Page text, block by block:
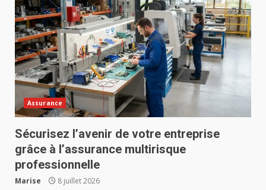
Assurance
Sécurisez l’avenir de votre entreprise
grâce à l’assurance multirisque
professionnelle
Marise 8 juillet 2026